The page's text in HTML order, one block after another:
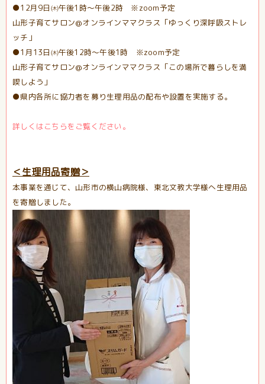
●12月9日㈭午後1時～午後2時 ※zoom予定
山形子育てサロン@オンラインママクラス「ゆっくり深呼吸ストレ
ッチ」
●1月13日㈭午後12時～午後1時 ※zoom予定
山形子育てサロン@オンラインママクラス「この場所で暮らしを満
喫しよう」
●県内各所に協力者を募り生理用品の配布や設置を実施する。
詳しくはこちらをご覧ください。
＜生理用品寄贈＞
本事業を通じて、山形市の横山病院様、東北文教大学様へ生理用品
を寄贈しました。